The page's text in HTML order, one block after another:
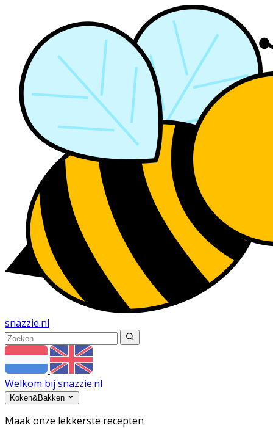
snazzie.nl
Welkom bij snazzie.nl
Koken&Bakken
Maak onze lekkerste recepten